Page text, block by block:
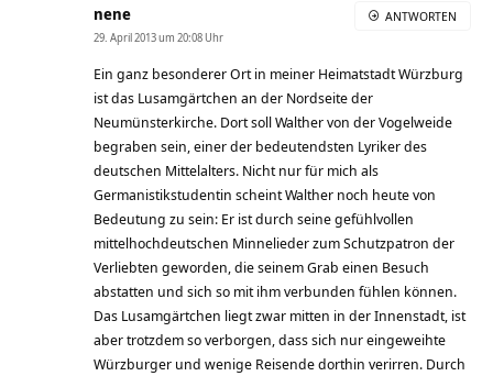
nene
29. April 2013 um 20:08 Uhr
Ein ganz besonderer Ort in meiner Heimatstadt Würzburg
ist das Lusamgärtchen an der Nordseite der
Neumünsterkirche. Dort soll Walther von der Vogelweide
begraben sein, einer der bedeutendsten Lyriker des
deutschen Mittelalters. Nicht nur für mich als
Germanistikstudentin scheint Walther noch heute von
Bedeutung zu sein: Er ist durch seine gefühlvollen
mittelhochdeutschen Minnelieder zum Schutzpatron der
Verliebten geworden, die seinem Grab einen Besuch
abstatten und sich so mit ihm verbunden fühlen können.
Das Lusamgärtchen liegt zwar mitten in der Innenstadt, ist
aber trotzdem so verborgen, dass sich nur eingeweihte
Würzburger und wenige Reisende dorthin verirren. Durch
ANTWORTEN